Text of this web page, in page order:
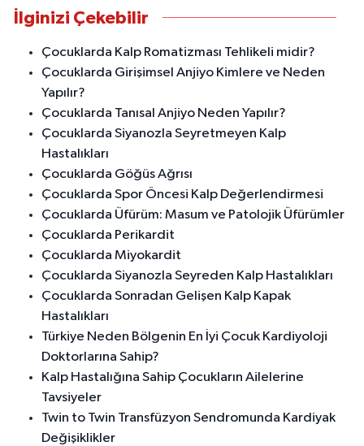
İlginizi Çekebilir
Çocuklarda Kalp Romatizması Tehlikeli midir?
Çocuklarda Girişimsel Anjiyo Kimlere ve Neden
Yapılır?
Çocuklarda Tanısal Anjiyo Neden Yapılır?
Çocuklarda Siyanozla Seyretmeyen Kalp
Hastalıkları
Çocuklarda Göğüs Ağrısı
Çocuklarda Spor Öncesi Kalp Değerlendirmesi
Çocuklarda Üfürüm: Masum ve Patolojik Üfürümler
Çocuklarda Perikardit
Çocuklarda Miyokardit
Çocuklarda Siyanozla Seyreden Kalp Hastalıkları
Çocuklarda Sonradan Gelişen Kalp Kapak
Hastalıkları
Türkiye Neden Bölgenin En İyi Çocuk Kardiyoloji
Doktorlarına Sahip?
Kalp Hastalığına Sahip Çocukların Ailelerine
Tavsiyeler
Twin to Twin Transfüzyon Sendromunda Kardiyak
Değişiklikler